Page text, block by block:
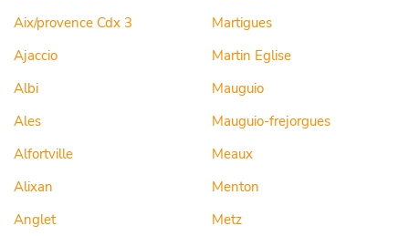
Aix/provence Cdx 3
Ajaccio
Albi
Ales
Alfortville
Alixan
Anglet
Martigues
Martin Eglise
Mauguio
Mauguio-frejorgues
Meaux
Menton
Metz